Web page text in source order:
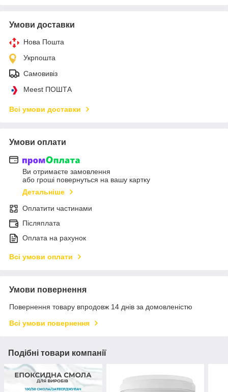
Умови доставки
Нова Пошта
Укрпошта
Самовивіз
Meest ПОШТА
Всі умови доставки
Умови оплати
Ви отримаєте замовлення
або гроші повернуться на вашу картку
Детальніше
Оплатити частинами
Післяплата
Оплата на рахунок
Всі умови оплати
Умови повернення
Повернення товару впродовж 14 днів за домовленістю
Всі умови повернення
Подібні товари компанії